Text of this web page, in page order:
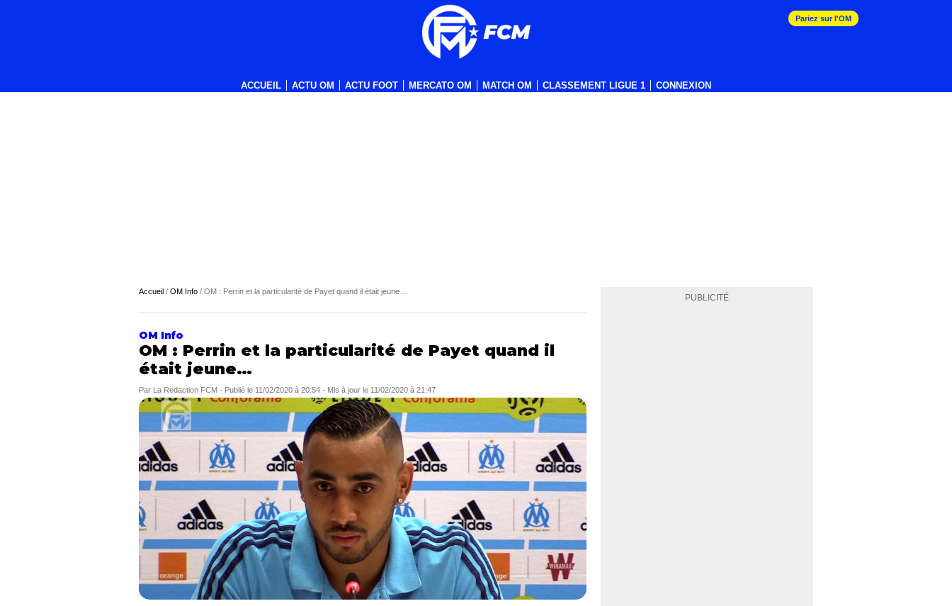
ACCUEIL ACTU OM ACTU FOOT MERCATO OM MATCH OM CLASSEMENT LIGUE 1 CONNEXION
Pariez sur l'OM
PUBLICITÉ
Accueil / OM Info / OM : Perrin et la particularité de Payet quand il était jeune…
OM Info
OM : Perrin et la particularité de Payet quand il
était jeune…
Par La Redaction FCM - Publié le 11/02/2020 à 20:54 - Mis à jour le 11/02/2020 à 21:47